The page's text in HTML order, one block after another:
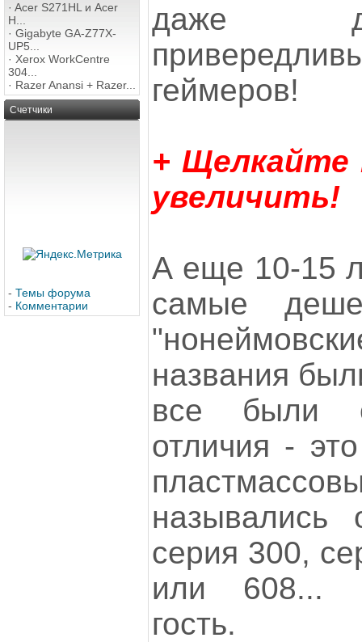
· Acer S271HL и Acer
H...
· Gigabyte GA-Z77X-
UP5...
· Xerox WorkCentre
304...
· Razer Anansi + Razer...
Счетчики
- Темы форума
- Комментарии
даже
геймеров!
+
увеличить!
А еще 10-15
самые
названия
все были
отличия -
серия 300,
или 608...
гость.